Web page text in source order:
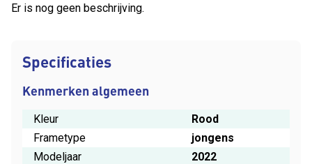
Er is nog geen beschrijving.
Specificaties
Kenmerken algemeen
Kleur
Rood
Frametype
jongens
Modeljaar
2022